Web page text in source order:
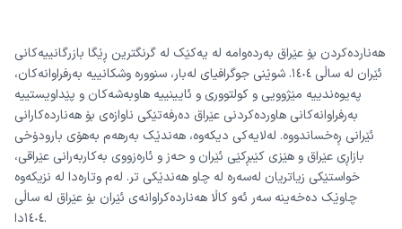
هەناردەکردن بۆ عێراق بەردەوامە لە یەکێک لە گرنگترین ڕێگا بازرگانییەکانی
ئێران لە ساڵی ١٤٠٤. شوێنی جوگرافیای لەبار، سنوورە وشکانییە بەرفراوانەکان،
پەیوەندییە مێژوویی و کولتووری و ئایینییە هاوبەشەکان و پێداویستییە
بەرفراوانەکانی هاوردەکردنی عێراق دەرفەتێکی ناوازەی بۆ هەناردەکارانی
ئێرانی ڕەخساندووە. لەلایەکی دیکەوە، هەندێک بەرهەم بەهۆی بارودۆخی
بازاڕی عێراق و هێزی کێبڕکێی ئێران و حەز و ئارەزووی بەکاربەرانی عێراقی،
خواستێکی زیاتریان لەسەرە لە چاو هەندێکی تر. لەم وتارەدا لە نزیکەوە
چاوێک دەخەینە سەر ئەو کاڵا هەناردەکراوانەی ئێران بۆ عێراق لە ساڵی
١٤٠٤دا.